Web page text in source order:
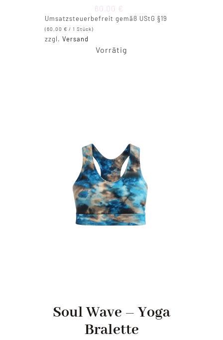
60,00 €
Umsatzsteuerbefreit gemäß UStG §19
(60,00€ / 1 Stück)
zzgl.Versand
Vorrätig
Soul Wave – Yoga
Bralette